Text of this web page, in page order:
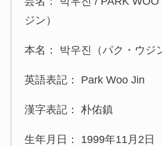
ジン）
本名： 박우진（パク・ウジ
英語表記： Park Woo Jin
漢字表記： 朴佑鎮
生年月日： 1999年11月2日